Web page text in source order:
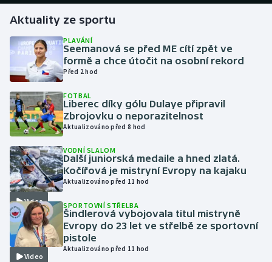
Futsal
Golf
Gymnastika
Házená
Jezdectví
Judo
Krasobruslení
Lezení
Lyže a snowboard
Aktuality ze sportu
PLAVÁNÍ
Seemanová se před ME cítí zpět ve
formě a chce útočit na osobní rekord
Před 2 hod
FOTBAL
Liberec díky gólu Dulaye připravil
Zbrojovku o neporazitelnost
Aktualizováno před 8 hod
Video
VODNÍ SLALOM
Další juniorská medaile a hned zlatá.
Kočířová je mistryní Evropy na kajaku
Aktualizováno před 11 hod
Video
SPORTOVNÍ STŘELBA
Šindlerová vybojovala titul mistryně
Evropy do 23 let ve střelbě ze sportovní
pistole
Aktualizováno před 11 hod